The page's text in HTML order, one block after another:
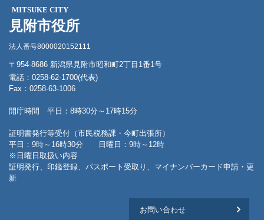
MITSUKE CITY
見附市役所
法人番号8000020152111
〒954-8686 新潟県見附市昭和町2丁目1番1号
電話：0258-62-1700(代表)
Fax：0258-63-1006
開庁時間 平日：8時30分～17時15分
証明書発行等受付（市民税務課・今町出張所）
平日：9時～16時30分 日曜日：9時～12時
※日曜日取扱い内容
証明発行、印鑑登録、パスポート受取り、マイナンバーカード申請・更
新
お問い合わせ